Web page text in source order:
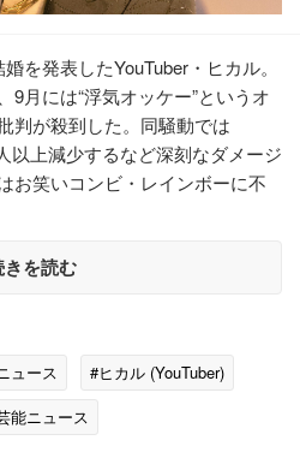
を発表したYouTuber・ヒカル。
9月には“浮気オッケー”というオ
判が殺到した。同騒動では
以上減少するなど深刻なダメージ
お笑いコンビ・レインボーに不
きを読む
ュース
#ヒカル (YouTuber)
能ニュース